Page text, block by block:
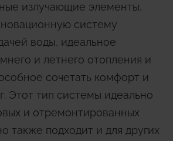
излучающие элементы,
систему
воды, идеальное
и летнего отопления и
сочетать комфорт и
Этот тип системы идеально
и отремонтированных
также подходит и для других